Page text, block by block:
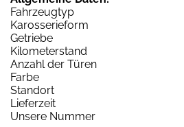
Fahrzeugtyp
Karosserieform
Getriebe
Kilometerstand
Anzahl der Türen
Farbe
Standort
Lieferzeit
Unsere Nummer